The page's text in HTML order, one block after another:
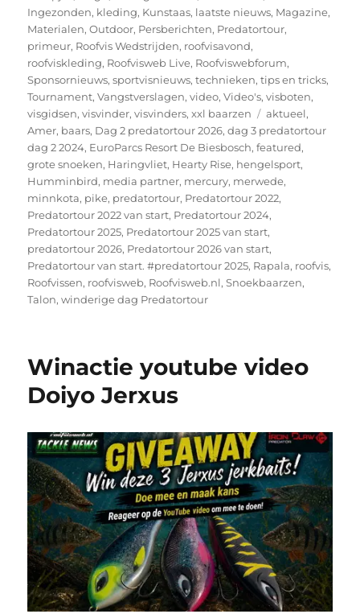
Ingezonden, kleding, Kunstaas, laatste nieuws, Magazine,
Materialen,Outdoor, Persberichten, Predatortour,
primeur, Roofvis Wedstrijden, roofvisavond,
roofviskleding, Roofvisweb Live, Roofviswebforum,
Sponsornieuws,sportvisnieuws,technieken,tips en tricks,
Tournament,Vangstverslagen,video,Video's,visboten,
visgidsen,visvinder,visvinders,xxl baarzen Tags
aktueel,
Amer, baars, Dag 2 predatortour 2026,dag 3 predatortour
dag 2 2024, EuroParcs Resort De Biesbosch,featured,
grote snoeken, Haringvliet, Hearty Rise, hengelsport,
Humminbird, media partner, mercury, merwede,
minnkota, pike, predatortour, Predatortour 2022,
Predatortour 2022 van start, Predatortour 2024,
Predatortour 2025, Predatortour 2025 van start,
predatortour 2026, Predatortour 2026 van start,
Predatortour van start. #predatortour 2025, Rapala, roofvis,
Roofvissen, roofvisweb, Roofvisweb.nl,Snoekbaarzen,
Talon,winderige dag Predatortour
Winactie youtube video
Doiyo Jerxus